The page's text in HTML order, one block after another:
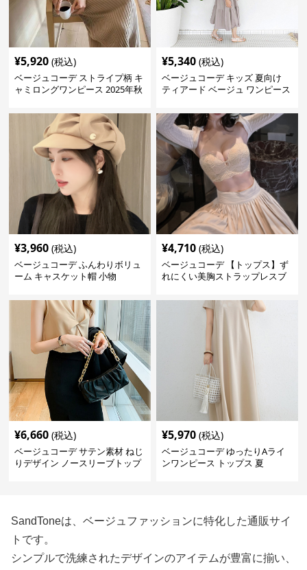
¥5,920 (税込)
ベージュコーデ ストライプ柄 キ
ャミロングワンピース 2025年秋
¥5,340 (税込)
ベージュコーデ キッズ 夏向け
ティアード ベージュ ワンピース
¥3,960 (税込)
ベージュコーデ ふんわりボリュ
ーム キャスケット帽 小物
¥4,710 (税込)
ベージュコーデ 【トップス】ず
れにくい美胸ストラップレスブ
¥6,660 (税込)
ベージュコーデ サテン素材 ねじ
りデザイン ノースリーブトップ
¥5,970 (税込)
ベージュコーデ ゆったりAライ
ンワンピース トップス 夏
SandToneは、ベージュファッションに特化した通販サイ
トです。
シンプルで洗練されたデザインのアイテムが豊富に揃い、